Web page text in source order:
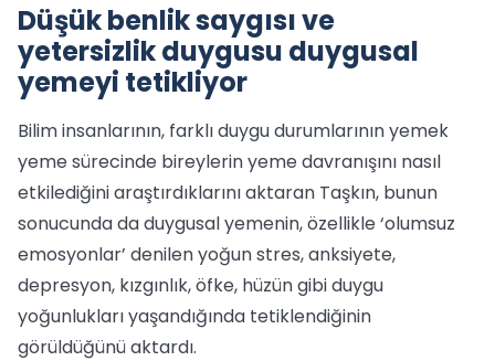
Düşük benlik saygısı ve
yetersizlik duygusu duygusal
yemeyi tetikliyor
Bilim insanlarının, farklı duygu durumlarının yemek
yeme sürecinde bireylerin yeme davranışını nasıl
etkilediğini araştırdıklarını aktaran Taşkın, bunun
sonucunda da duygusal yemenin, özellikle ‘olumsuz
emosyonlar’ denilen yoğun stres, anksiyete,
depresyon, kızgınlık, öfke, hüzün gibi duygu
yoğunlukları yaşandığında tetiklendiğinin
görüldüğünü aktardı.